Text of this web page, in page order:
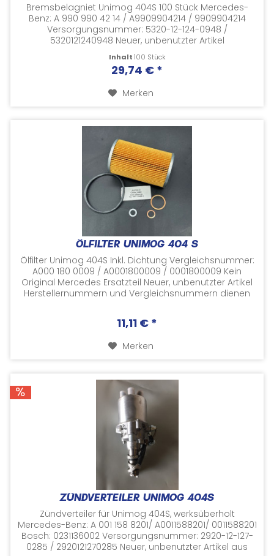
Bremsbelagniet Unimog 404S 100 Stück Mercedes-
Benz: A 990 990 42 14 / A9909904214 / 9909904214
Versorgungsnummer: 5320-12-124-0948 /
5320121240948 Neuer, unbenutzter Artikel
nur zu...
Inhalt100 Stück
29,74 € *
Merken
ÖLFILTER UNIMOG 404 S
Ölfilter Unimog 404S Inkl. Dichtung Vergleichsnummer:
A000 180 0009 / A0001800009 / 0001800009 Kein
Original Mercedes Ersatzteil Neuer, unbenutzter Artikel
Herstellernummern und Vergleichsnummern dienen
11,11 € *
Merken
ZÜNDVERTEILER UNIMOG 404S
Zündverteiler für Unimog 404S, werksüberholt
Mercedes-Benz: A 001 158 8201/ A0011588201/ 0011588201
Bosch: 0231136002 Versorgungsnummer: 2920-12-127-
0285 / 2920121270285 Neuer, unbenutzter Artikel aus